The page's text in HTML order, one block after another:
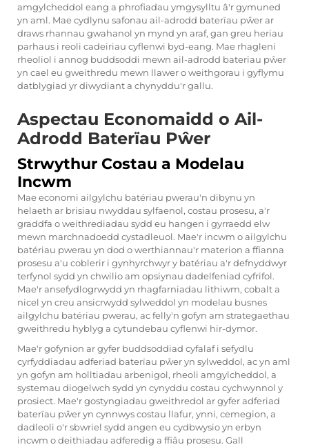
amgylcheddol eang a phrofiadau ymgysylltu â'r gymuned
yn aml. Mae cydlynu safonau ail-adrodd baterïau pŵer ar
draws rhannau gwahanol yn mynd yn araf, gan greu heriau
parhaus i reoli cadeiriau cyflenwi byd-eang. Mae rhagleni
rheoliol i annog buddsoddi mewn ail-adrodd baterïau pŵer
yn cael eu gweithredu mewn llawer o weithgorau i gyflymu
datblygiad yr diwydiant a chynyddu'r gallu.
Aspectau Economaidd o Ail-
Adrodd Baterïau Pŵer
Strwythur Costau a Modelau
Incwm
Mae economi ailgylchu batériau pwerau'n dibynu yn
helaeth ar brisiau nwyddau sylfaenol, costau prosesu, a'r
graddfa o weithrediadau sydd eu hangen i gyrraedd elw
mewn marchnadoedd cystadleuol. Mae'r incwm o ailgylchu
batériau pwerau yn dod o werthiannau'r materion a ffianna
prosesu a'u coblerir i gynhyrchwyr y batériau a'r defnyddwyr
terfynol sydd yn chwilio am opsiynau dadelfeniad cyfrifol.
Mae'r ansefydlogrwydd yn rhagfarniadau lithiwm, cobalt a
nicel yn creu ansicrwydd sylweddol yn modelau busnes
ailgylchu batériau pwerau, ac felly'n gofyn am strategaethau
gweithredu hyblyg a cytundebau cyflenwi hir-dymor.
Mae'r gofynion ar gyfer buddsoddiad cyfalaf i sefydlu
cyrfyddiadau adferiad baterïau pŵer yn sylweddol, ac yn aml
yn gofyn am holltiadau arbenigol, rheoli amgylcheddol, a
systemau diogelwch sydd yn cynyddu costau cychwynnol y
prosiect. Mae'r gostyngiadau gweithredol ar gyfer adferiad
baterïau pŵer yn cynnwys costau llafur, ynni, cemegion, a
dadleoli o'r sbwriel sydd angen eu cydbwysio yn erbyn
incwm o deithiadau adferedig a ffiâu prosesu. Gall